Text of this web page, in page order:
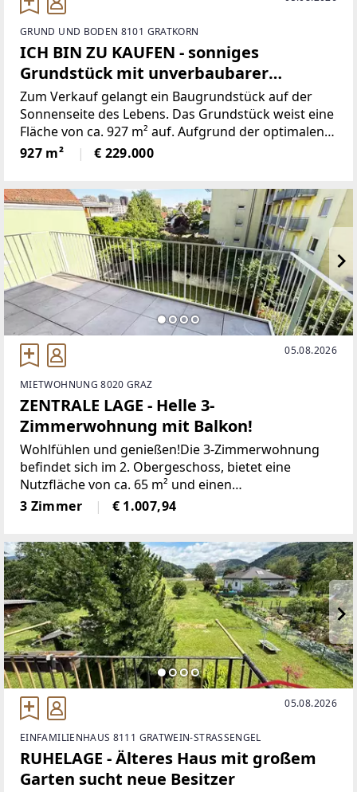
GRUND UND BODEN 8101 GRATKORN
ICH BIN ZU KAUFEN - sonniges
Grundstück mit unverbaubarer
Aussicht!
Zum Verkauf gelangt ein Baugrundstück auf der
Sonnenseite des Lebens. Das Grundstück weist eine
Fläche von ca. 927 m² auf. Aufgrund der optimalen
Lage, kann die Aussicht vor dem Grundstück nicht
mehr verbaut werden.Baudichte: 02-04,
927 m² € 229.000
05.08.2026
MIETWOHNUNG 8020 GRAZ
ZENTRALE LAGE - Helle 3-
Zimmerwohnung mit Balkon!
Wohlfühlen und genießen!Die 3-Zimmerwohnung
befindet sich im 2. Obergeschoss, bietet eine
Nutzfläche von ca. 65 m² und einen
Balkon.Raumaufteilung:- Wohnraum mit integrierter
Küche und Zugang auf den Balkon- 2 Zimmer (1
3 Zimmer € 1.007,94
05.08.2026
EINFAMILIENHAUS 8111 GRATWEIN-STRASSENGEL
RUHELAGE - Älteres Haus mit großem
Garten sucht neue Besitzer